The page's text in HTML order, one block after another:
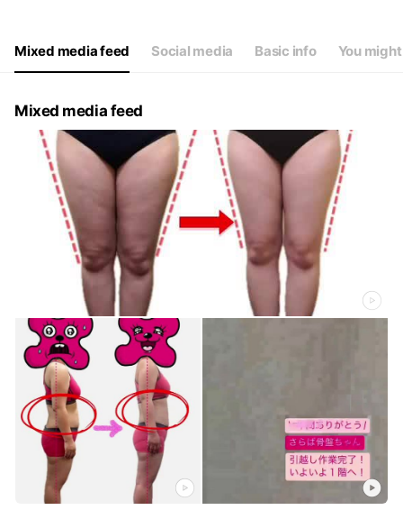
Sat
10:00 - 21:00
年末年始
Mixed media feed Social media Basic info You
Mixed media feed